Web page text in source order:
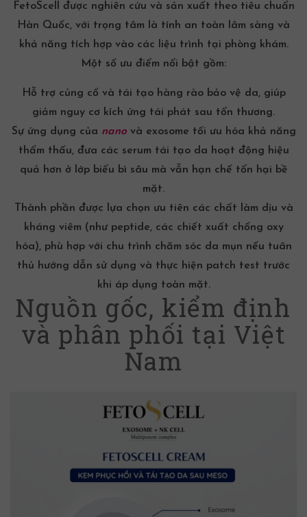
FetoScell được nghiên cứu và sản xuất theo tiêu chuẩn
Hàn Quốc, với trọng tâm là tính an toàn lâm sàng và
khả năng tích hợp vào các liệu trình tại phòng khám.
Một số ưu điểm nổi bật gồm:
Hỗ trợ củng cố và tái tạo hàng rào bảo vệ da, giúp
giảm nguy cơ kích ứng tái phát sau tổn thương.
Sự ứng dụng của nanovà exosome tối ưu hóa khả năng
thẩm thấu, đưa các serum tái tạo da hoạt động hiệu
quả hơn ở lớp biểu bì sâu mà vẫn hạn chế tổn hại bề
mặt.
Thành phần được lựa chọn ưu tiên các chất làm dịu và
kháng viêm (như peptide, các chiết xuất chống oxy
hóa), phù hợp với chu trình chăm sóc da mụn nếu tuân
thủ hướng dẫn sử dụng và thực hiện patch test trước
khi áp dụng toàn mặt.
Nguồn gốc, kiểm định
và phân phối tại Việt
Nam